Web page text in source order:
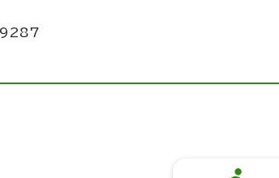
9287